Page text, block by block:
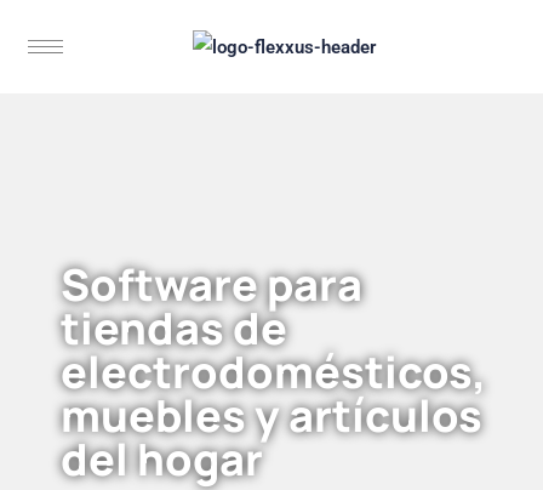
Software para
tiendas de
electrodomésticos,
muebles y artículos
del hogar